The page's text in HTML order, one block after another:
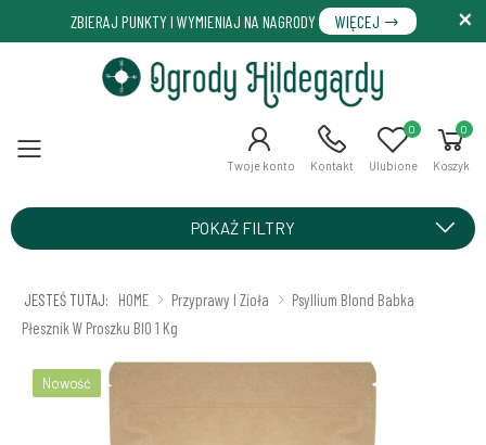
ZBIERAJ PUNKTY I WYMIENIAJ NA NAGRODY WIĘCEJ
Menu Twoje konto Kontakt Ulubione
0 0
Koszyk
POKAŻ FILTRY
JESTEŚ TUTAJ: HOME Przyprawy I Zioła
Psyllium Blond Babka
Płesznik W Proszku BIO 1 Kg
Nowość